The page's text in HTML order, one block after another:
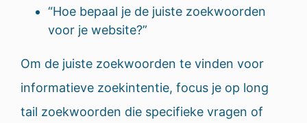
“Hoe bepaal je de juiste zoekwoorden
voor je website?”
Om de juiste zoekwoorden te vinden voor
informatieve zoekintentie, focus je op long
tail zoekwoorden die specifieke vragen of